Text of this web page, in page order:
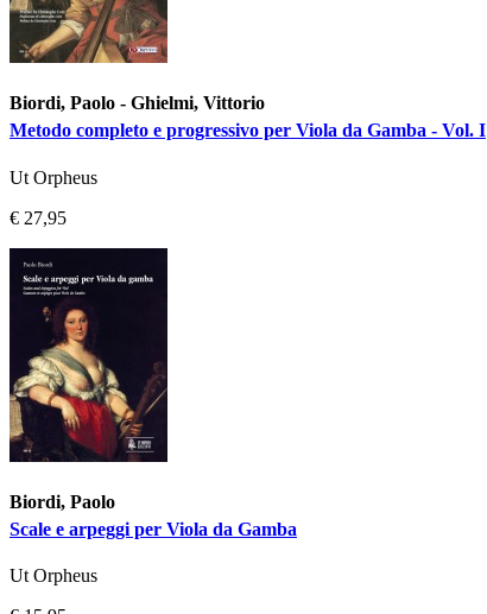
Biordi, Paolo - Ghielmi, Vittorio
Metodo completo e progressivo per Viola da Gamba - Vol. I
Ut Orpheus
€ 27,95
Biordi, Paolo
Scale e arpeggi per Viola da Gamba
Ut Orpheus